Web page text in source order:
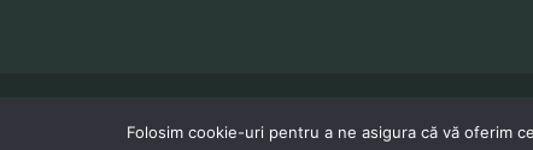
Folosim cookie-uri pentru a ne asigura că vă oferim